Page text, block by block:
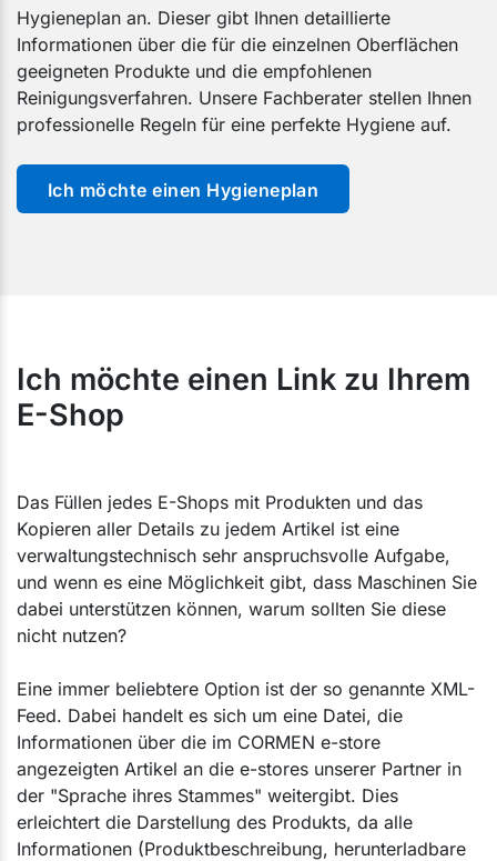
Hygieneplan an. Dieser gibt Ihnen detaillierte
Informationen über die für die einzelnen Oberflächen
geeigneten Produkte und die empfohlenen
Reinigungsverfahren. Unsere Fachberater stellen Ihnen
professionelle Regeln für eine perfekte Hygiene auf.
Ich möchte einen Hygieneplan
Ich möchte einen Link zu Ihrem
E-Shop
Das Füllen jedes E-Shops mit Produkten und das
Kopieren aller Details zu jedem Artikel ist eine
verwaltungstechnisch sehr anspruchsvolle Aufgabe,
und wenn es eine Möglichkeit gibt, dass Maschinen Sie
dabei unterstützen können, warum sollten Sie diese
nicht nutzen?
Eine immer beliebtere Option ist der so genannte XML-
Feed. Dabei handelt es sich um eine Datei, die
Informationen über die im CORMEN e-store
angezeigten Artikel an die e-stores unserer Partner in
der "Sprache ihres Stammes" weitergibt. Dies
erleichtert die Darstellung des Produkts, da alle
Informationen (Produktbeschreibung, herunterladbare